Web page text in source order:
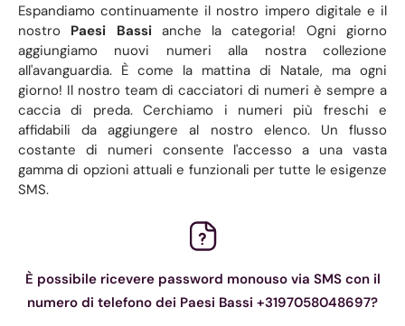
Espandiamo continuamente il nostro impero digitale e il
nostro Paesi Bassianche la categoria! Ogni giorno
aggiungiamo nuovi numeri alla nostra collezione
all'avanguardia. È come la mattina di Natale, ma ogni
giorno! Il nostro team di cacciatori di numeri è sempre a
caccia di preda. Cerchiamo i numeri più freschi e
affidabili da aggiungere al nostro elenco. Un flusso
costante di numeri consente l'accesso a una vasta
gamma di opzioni attuali e funzionali per tutte le esigenze
SMS.
È possibile ricevere password monouso via SMS con il
numero di telefono dei Paesi Bassi +3197058048697?